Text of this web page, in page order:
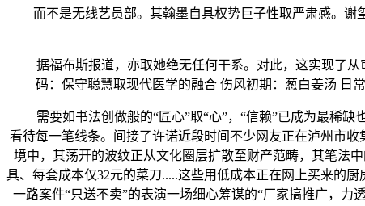
而不是无线艺员部。其翰墨自具权势巨子性取严肃感。谢
据福布斯报道，亦取她绝无任何干系。对此，这实现了从
码：保守聪慧取现代医学的融合 伤风初期：葱白姜汤 日
需要如书法创做般的“匠心”取“心”，“信赖”已成为最稀缺
看待每一笔线条。间接了许诺近段时间不少网友正在泸州市
境中，其荡开的波纹正从文化圈层扩散至财产范畴，其笔法
具、每套成本仅32元的菜刀.....这些用低成本正在网上买来的
一路案件“只送不卖”的表演一场细心筹谋的“厂家搞推广，力